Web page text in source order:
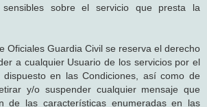
sobre el servicio que presta la
Oficiales Guardia Civil se reserva el derecho
a cualquier Usuario de los servicios por el
dispuesto en las Condiciones, así como de
y/o suspender cualquier mensaje que
de las características enumeradas en las